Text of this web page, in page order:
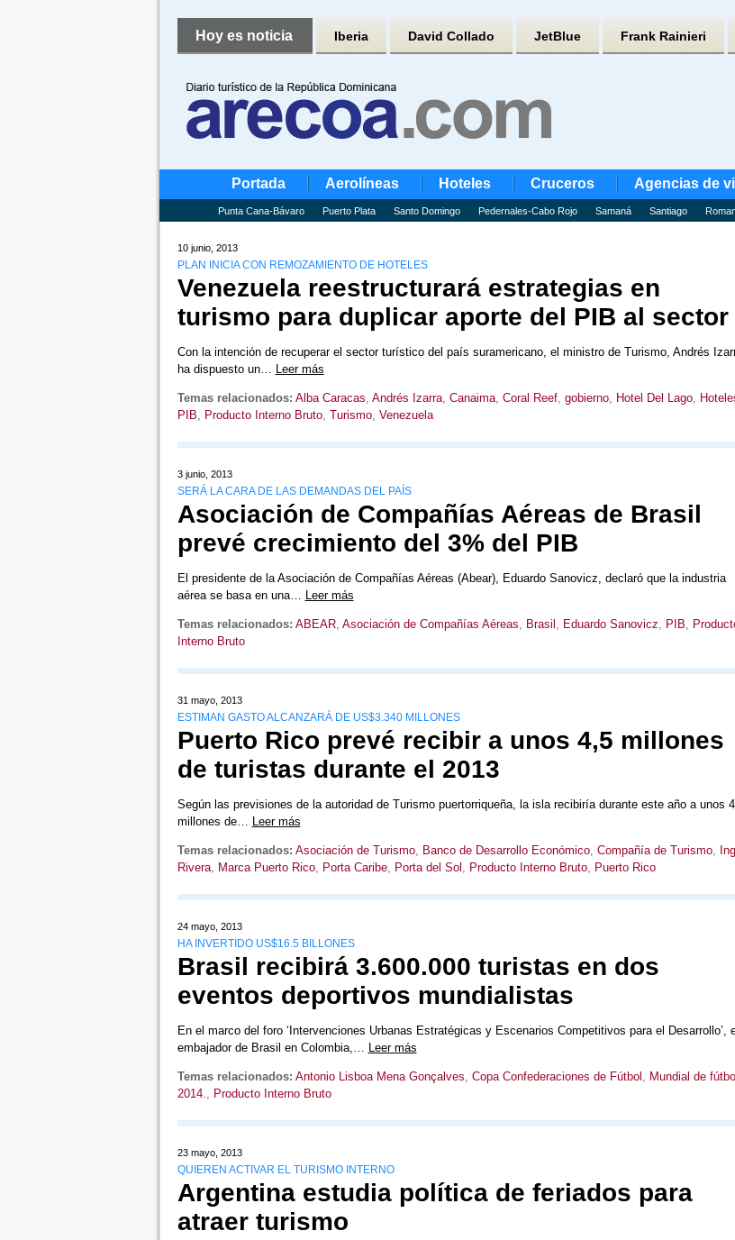
Hoy es noticia Iberia David Collado JetBlue Frank Rainieri
Portada Aerolíneas Hoteles Cruceros Agencias de
Punta Cana-Bávaro Puerto Plata Santo Domingo Pedernales-Cabo Rojo Samaná Santiago
10 junio, 2013
PLAN INICIA CON REMOZAMIENTO DE HOTELES
Venezuela reestructurará estrategias en
turismo para duplicar aporte del PIB al sector
Con la intención de recuperar el sector turístico del país suramericano, el ministro de Turismo, Andrés
ha dispuesto un… Leer más
Temas relacionados: Alba Caracas, Andrés Izarra, Canaima, Coral Reef, gobierno, Hotel Del Lago,
PIB, Producto Interno Bruto, Turismo, Venezuela
3 junio, 2013
SERÁ LA CARA DE LAS DEMANDAS DEL PAÍS
Asociación de Compañías Aéreas de Brasil
prevé crecimiento del 3% del PIB
El presidente de la Asociación de Compañías Aéreas (Abear), Eduardo Sanovicz, declaró que la industria
aérea se basa en una… Leer más
Temas relacionados: ABEAR, Asociación de Compañías Aéreas, Brasil , Eduardo Sanovicz, PIB,
Interno Bruto
31 mayo, 2013
ESTIMAN GASTO ALCANZARÁ DE US$3.340 MILLONES
Puerto Rico prevé recibir a unos 4,5 millones
de turistas durante el 2013
Según las previsiones de la autoridad de Turismo puertorriqueña, la isla recibiría durante este año a unos
millones de… Leer más
Temas relacionados: Asociación de Turismo, Banco de Desarrollo Económico, Compañía de Turismo,
Rivera, Marca Puerto Rico, Porta Caribe, Porta del Sol , Producto Interno Bruto, Puerto Rico
24 mayo, 2013
HA INVERTIDO US$16.5 BILLONES
Brasil recibirá 3.600.000 turistas en dos
eventos deportivos mundialistas
En el marco del foro ‘Intervenciones Urbanas Estratégicas y Escenarios Competitivos para el Desarrollo’,
embajador de Brasil en Colombia,… Leer más
Temas relacionados: Antonio Lisboa Mena Gonçalves, Copa Confederaciones de Fútbol , Mundial de fútbol
2014., Producto Interno Bruto
23 mayo, 2013
QUIEREN ACTIVAR EL TURISMO INTERNO
Argentina estudia política de feriados para
atraer turismo